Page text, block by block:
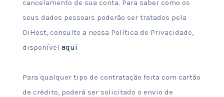
cancelamento de sua conta. Para saber como os
seus dados pessoais poderão ser tratados pela
DiHost, consulte a nossa Política de Privacidade,
disponível aqui
Para qualquer tipo de contratação feita com cartão
de crédito, poderá ser solicitado o envio de